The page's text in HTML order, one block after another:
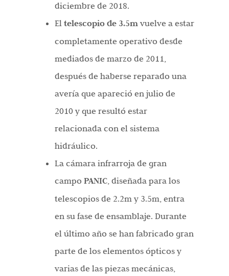
diciembre de 2018.
El telescopio de 3.5mvuelve a estar
completamente operativo desde
mediados de marzo de 2011,
después de haberse reparado una
avería que apareció en julio de
2010 y que resultó estar
relacionada con el sistema
hidráulico.
La cámara infrarroja de gran
campo PANIC, diseñada para los
telescopios de 2.2m y 3.5m, entra
en su fase de ensamblaje. Durante
el último año se han fabricado gran
parte de los elementos ópticos y
varias de las piezas mecánicas,